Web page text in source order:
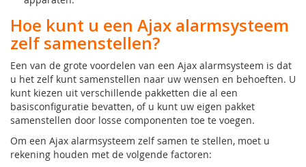
Hoe kunt u een Ajax alarmsysteem
zelf samenstellen?
Een van de grote voordelen van een Ajax alarmsysteem is dat
u het zelf kunt samenstellen naar uw wensen en behoeften. U
kunt kiezen uit verschillende pakketten die al een
basisconfiguratie bevatten, of u kunt uw eigen pakket
samenstellen door losse componenten toe te voegen.
Om een Ajax alarmsysteem zelf samen te stellen, moet u
rekening houden met de volgende factoren: